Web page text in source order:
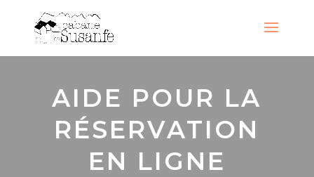
AIDE POUR LA
RÉSERVATION
EN LIGNE